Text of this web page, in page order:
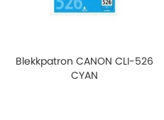
Blekkpatron CANON CLI-526
CYAN